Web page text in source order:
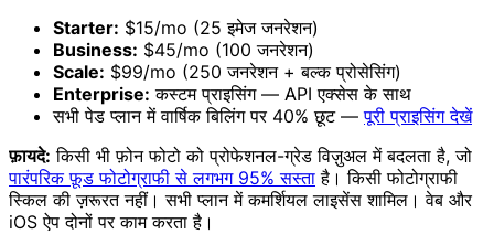
Starter: $15/mo (25 इमेज जनरेशन)
Business: $45/mo (100 जनरेशन)
Scale: $99/mo (250 जनरेशन + बल्क प्रोसेसिंग)
Enterprise: कस्टम प्राइसिंग — API एक्सेस के साथ
सभी पेड प्लान में वार्षिक बिलिंग पर 40% छूट —पूरी प्राइसिंग देखें
फ़ायदे: किसी भी फ़ोन फोटो को प्रोफेशनल-ग्रेड विज़ुअल में बदलता है, जो
पारंपरिक फ़ूड फोटोग्राफी से लगभग 95% सस्ता है। किसी फोटोग्राफी
स्किल की ज़रूरत नहीं। सभी प्लान में कमर्शियल लाइसेंस शामिल। वेब और
iOS ऐप दोनों पर काम करता है।